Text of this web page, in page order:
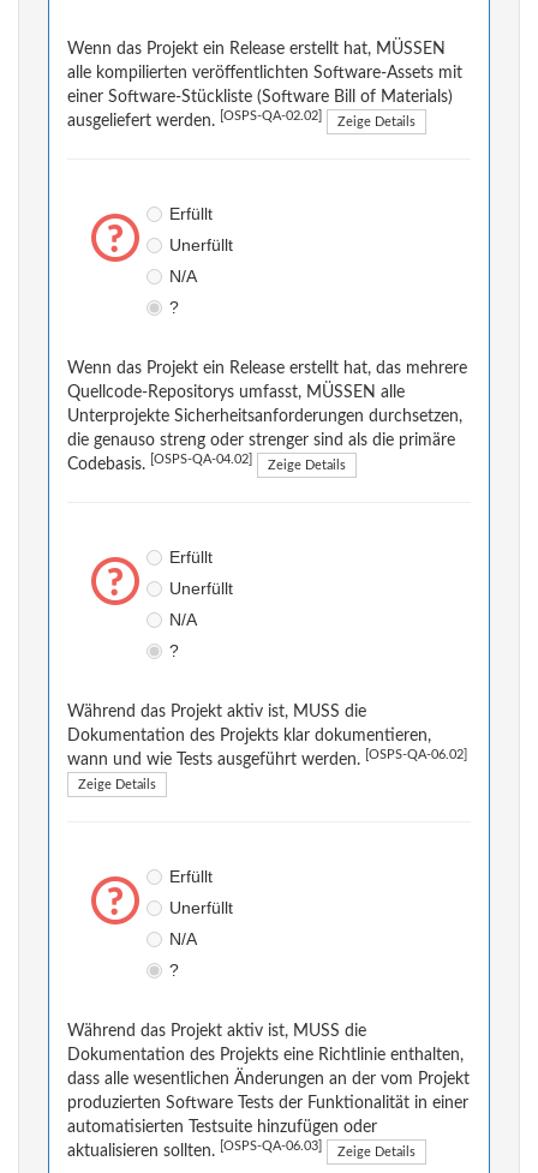
Wenn das Projekt ein Release erstellt hat, MÜSSEN
alle kompilierten veröffentlichten Software-Assets mit
einer Software-Stückliste (Software Bill of Materials)
ausgeliefert werden.
[OSPS-QA-02.02] Zeige Details
Erfüllt
Unerfüllt
N/A
?
Wenn das Projekt ein Release erstellt hat, das mehrere
Quellcode-Repositorys umfasst, MÜSSEN alle
Unterprojekte Sicherheitsanforderungen durchsetzen,
die genauso streng oder strenger sind als die primäre
Codebasis.
[OSPS-QA-04.02] Zeige Details
Erfüllt
Unerfüllt
N/A
?
Während das Projekt aktiv ist, MUSS die
Dokumentation des Projekts klar dokumentieren,
wann und wie Tests ausgeführt werden.
[OSPS-QA-06.02]
Zeige Details
Erfüllt
Unerfüllt
N/A
?
Während das Projekt aktiv ist, MUSS die
Dokumentation des Projekts eine Richtlinie enthalten,
dass alle wesentlichen Änderungen an der vom Projekt
produzierten Software Tests der Funktionalität in einer
automatisierten Testsuite hinzufügen oder
aktualisieren sollten.
[OSPS-QA-06.03] Zeige Details